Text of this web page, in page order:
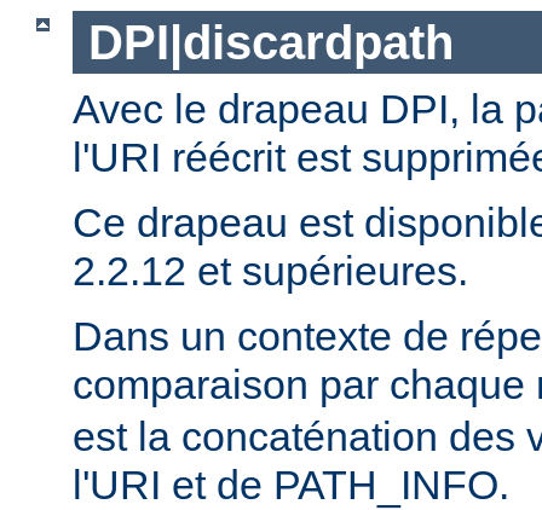
DPI|discardpath
Avec le drapeau DPI, la
l'URI réécrit est
Ce drapeau est
2.2.12 et supérieures.
Dans un contexte de
comparaison par
est la concaténation des
l'URI et de PATH_INFO.